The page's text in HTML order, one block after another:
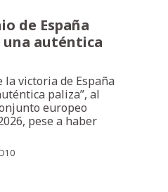
de España
una auténtica
la victoria de España
paliza”, al
europeo
pese a haber